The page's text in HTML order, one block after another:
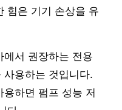
힘은 기기 손상을 유
에서 권장하는 전용
사용하는 것입니다.
하면 펌프 성능 저